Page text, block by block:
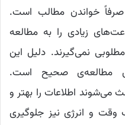
خواندن مطالب است.
زیادی را به مطالعه
نمی‌گیرند. دلیل این
مطالعه‌ی صحیح است.
می‌شوند اطلاعات را بهتر و
وقت و انرژی نیز جلوگیری